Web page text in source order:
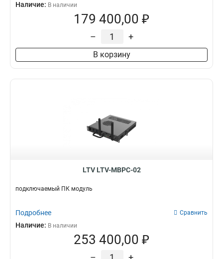
Наличие: В наличии
179 400,00 ₽
– +
В корзину
LTV LTV-MBPC-02
подключаемый ПК модуль
Подробнее Сравнить
Наличие: В наличии
253 400,00 ₽